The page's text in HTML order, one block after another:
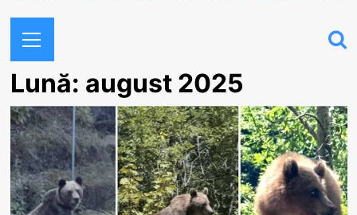
Menu
Lună: august 2025